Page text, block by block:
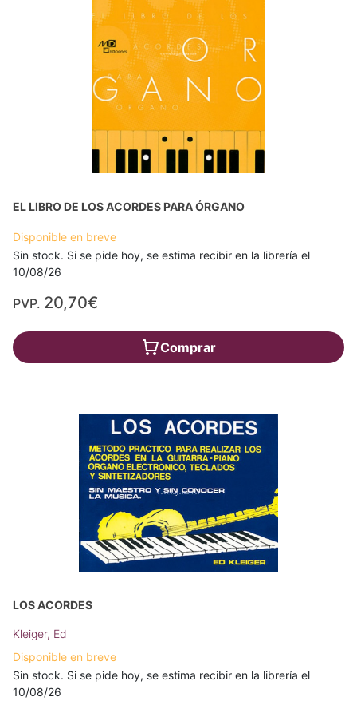
EL LIBRO DE LOS ACORDES PARA ÓRGANO
Disponible en breve
Sin stock. Si se pide hoy, se estima recibir en la librería el
10/08/26
PVP. 20,70€
Comprar
LOS ACORDES
Kleiger, Ed
Disponible en breve
Sin stock. Si se pide hoy, se estima recibir en la librería el
10/08/26